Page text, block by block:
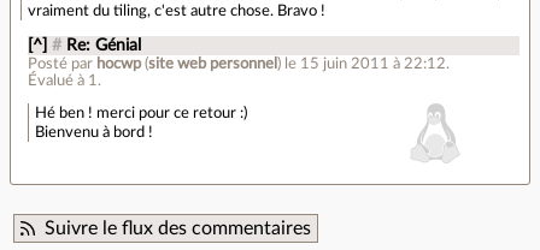
vraiment du tiling, c'est autre chose. Bravo !
[^] # Re: Génial
Posté par hocwp(site web personnel ) le 15 juin 2011 à 22:12.
Évalué à 1 .
Hé ben ! merci pour ce retour :)
Bienvenu à bord !
Suivre le flux des commentaires